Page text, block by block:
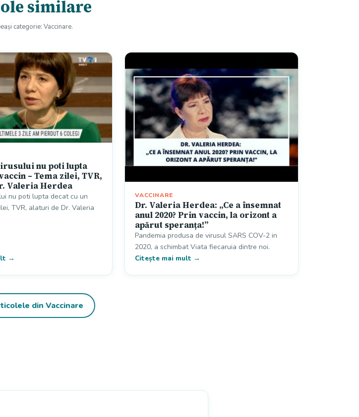
similare
categorie: Vaccinare.
nu poti lupta
– Tema zilei, TVR,
Valeria Herdea
nu poti lupta decat cu un
TVR, alaturi de Dr. Valeria
→
VACCINARE
Dr. Valeria Herdea: „Ce a însemnat
anul 2020? Prin vaccin, la orizont a
apărut speranța!”
Pandemia produsa de virusul SARS COV-2 in
2020, a schimbat Viata fiecaruia dintre noi.
Citește mai mult →
din Vaccinare